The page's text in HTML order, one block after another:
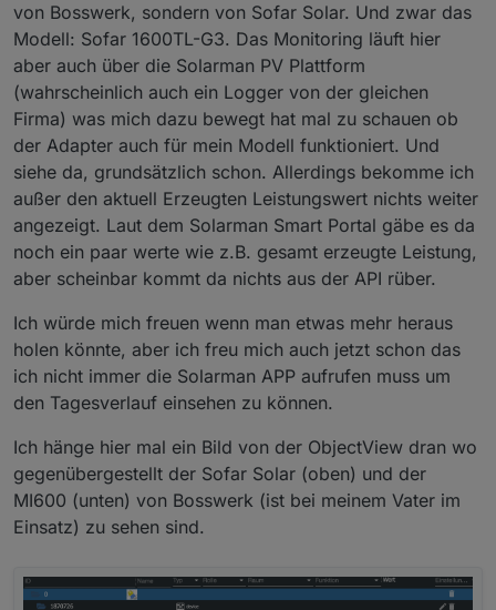
von Bosswerk, sondern von Sofar Solar. Und zwar das
Modell: Sofar 1600TL-G3. Das Monitoring läuft hier
aber auch über die Solarman PV Plattform
(wahrscheinlich auch ein Logger von der gleichen
Firma) was mich dazu bewegt hat mal zu schauen ob
der Adapter auch für mein Modell funktioniert. Und
siehe da, grundsätzlich schon. Allerdings bekomme ich
außer den aktuell Erzeugten Leistungswert nichts weiter
angezeigt. Laut dem Solarman Smart Portal gäbe es da
noch ein paar werte wie z.B. gesamt erzeugte Leistung,
aber scheinbar kommt da nichts aus der API rüber.
Ich würde mich freuen wenn man etwas mehr heraus
holen könnte, aber ich freu mich auch jetzt schon das
ich nicht immer die Solarman APP aufrufen muss um
den Tagesverlauf einsehen zu können.
Ich hänge hier mal ein Bild von der ObjectView dran wo
gegenübergestellt der Sofar Solar (oben) und der
MI600 (unten) von Bosswerk (ist bei meinem Vater im
Einsatz) zu sehen sind.